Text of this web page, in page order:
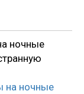
ночные